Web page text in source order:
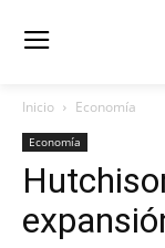
Inicio Economía
Economía